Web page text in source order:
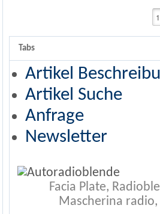
Tabs
Artikel
Artikel Suche
Anfrage
Newsletter
Facia Plate,
Mascherina